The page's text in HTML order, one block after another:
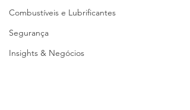
Combustíveis e Lubrificantes
Segurança
Insights & Negócios